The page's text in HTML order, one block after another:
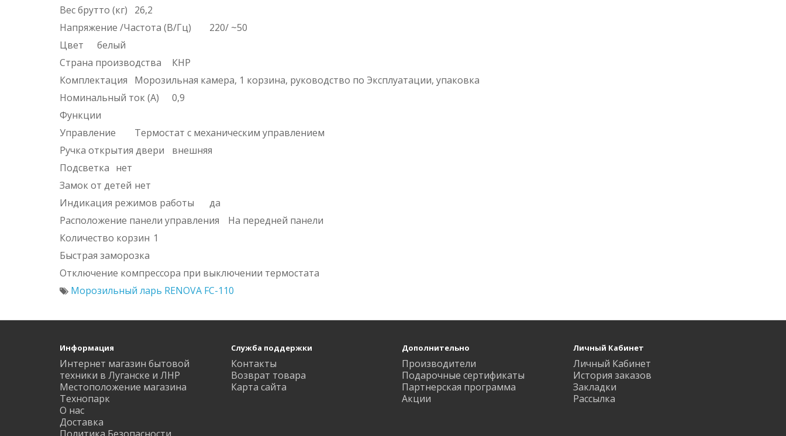
Вес брутто (кг)
26,2
Напряжение /Частота (В/Гц)
220/ ~50
Цвет
белый
Страна производства
КНР
Комплектация
Морозильная камера, 1 корзина, руководство по Эксплуатации, упаковка
Номинальный ток (А)
0,9
Функции
Управление
Термостат с механическим управлением
Ручка открытия двери
внешняя
Подсветка нет
Замок от детей нет
Индикация режимов работы
да
Расположение панели управления
На передней панели
Количество корзин 1
Быстрая заморозка
Отключение компрессора при выключении термостата
Морозильный ларь RENOVA FC-110
Информация
Интернет магазин бытовой
техники в Луганске и ЛНР
Местоположение магазина
Технопарк
О нас
Доставка
Служба поддержки
Контакты
Возврат товара
Карта сайта
Дополнительно
Производители
Подарочные сертификаты
Партнерская программа
Акции
Личный Кабинет
Личный Кабинет
История заказов
Закладки
Рассылка